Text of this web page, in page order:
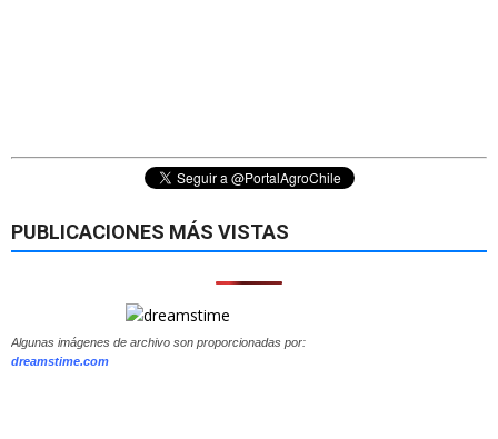
PUBLICACIONES MÁS VISTAS
Algunas imágenes de archivo son proporcionadas por:
dreamstime.com